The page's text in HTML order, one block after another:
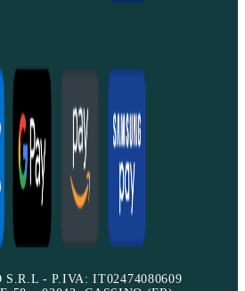
S.R.L - P.IVA: IT02474080609